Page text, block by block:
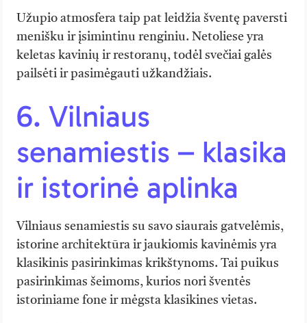
Užupio atmosfera taip pat leidžia šventę paversti
menišku ir įsimintinu renginiu. Netoliese yra
keletas kavinių ir restoranų, todėl svečiai galės
pailsėti ir pasimėgauti užkandžiais.
6. Vilniaus
senamiestis – klasika
ir istorinė aplinka
Vilniaus senamiestis su savo siaurais gatvelėmis,
istorine architektūra ir jaukiomis kavinėmis yra
klasikinis pasirinkimas krikštynoms. Tai puikus
pasirinkimas šeimoms, kurios nori šventės
istoriniame fone ir mėgsta klasikines vietas.